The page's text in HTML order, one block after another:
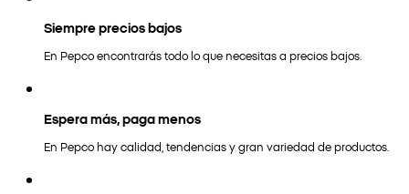
Siempre precios bajos
En Pepco encontrarás todo lo que necesitas a precios bajos.
Espera más, paga menos
En Pepco hay calidad, tendencias y gran variedad de productos.